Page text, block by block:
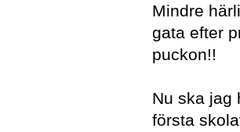
Mindre
gata efter
puckon!!
Nu ska jag
första